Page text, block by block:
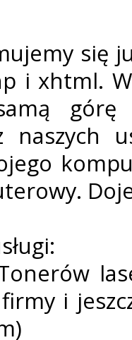
się
i xhtml.
górę
naszych
i